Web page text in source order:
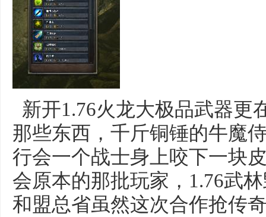
新开1.76火龙大极品武器更
那些东西，千斤铜锤的牛魔
行会一个战士身上咬下一块
会原本的那批玩家，1.76武
和盟总省虽然这次合作抢传